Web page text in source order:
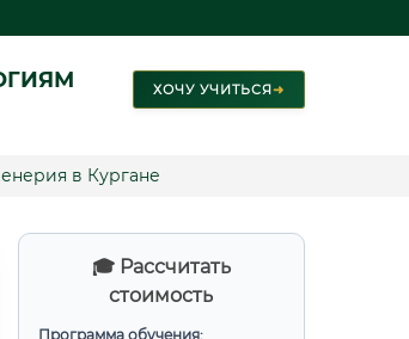
ХОЧУ УЧИТЬСЯ➜
в Кургане
🎓 Рассчитать
стоимость
Программа обучения: